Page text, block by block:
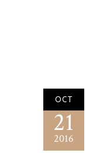
OCT
21
2016